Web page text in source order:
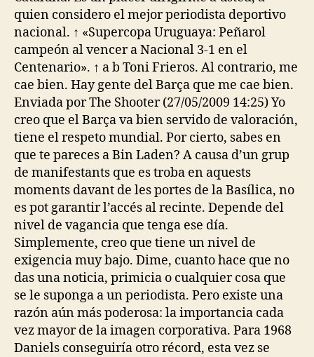
quien considero el mejor periodista deportivo
nacional. ↑ «Supercopa Uruguaya: Peñarol
campeón al vencer a Nacional 3-1 en el
Centenario». ↑ a b Toni Frieros. Al contrario, me
cae bien. Hay gente del Barça que me cae bien.
Enviada por The Shooter (27/05/2009 14:25) Yo
creo que el Barça va bien servido de valoración,
tiene el respeto mundial. Por cierto, sabes en
que te pareces a Bin Laden? A causa d’un grup
de manifestants que es troba en aquests
moments davant de les portes de la Basílica, no
es pot garantir l’accés al recinte. Depende del
nivel de vagancia que tenga ese día.
Simplemente, creo que tiene un nivel de
exigencia muy bajo. Dime, cuanto hace que no
das una noticia, primicia o cualquier cosa que
se le suponga a un periodista. Pero existe una
razón aún más poderosa: la importancia cada
vez mayor de la imagen corporativa. Para 1968
Daniels conseguiría otro récord, esta vez se